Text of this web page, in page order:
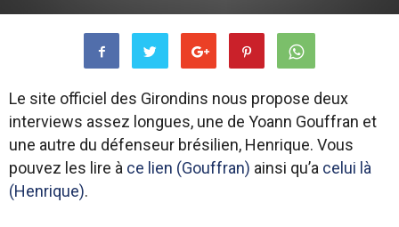
Le site officiel des Girondins nous propose deux
interviews assez longues, une de Yoann Gouffran et
une autre du défenseur brésilien, Henrique. Vous
pouvez les lire à ce lien (Gouffran) ainsi qu’a celui là
(Henrique).